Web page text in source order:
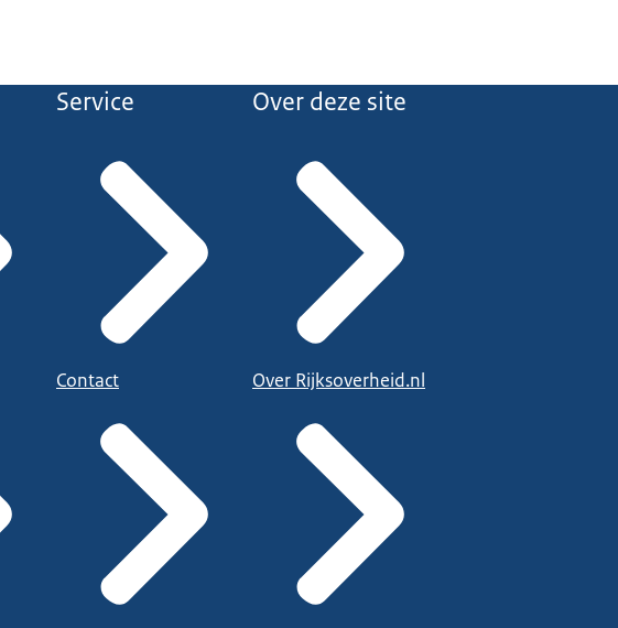
Service
Contact
Over deze site
Over Rijksoverheid.nl